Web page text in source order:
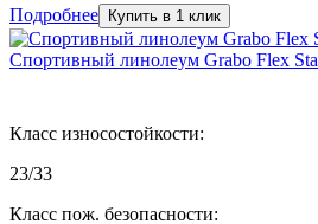
Подробнее Купить в 1 клик
Спортивный линолеум Grabo Flex
Класс износостойкости:
23/33
Класс пож. безопасности: